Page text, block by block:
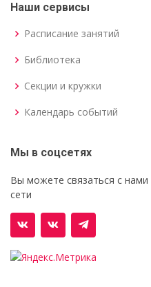
Наши сервисы
Расписание занятий
Библиотека
Секции и кружки
Календарь событий
Мы в соцсетях
Вы можете связаться с
сети